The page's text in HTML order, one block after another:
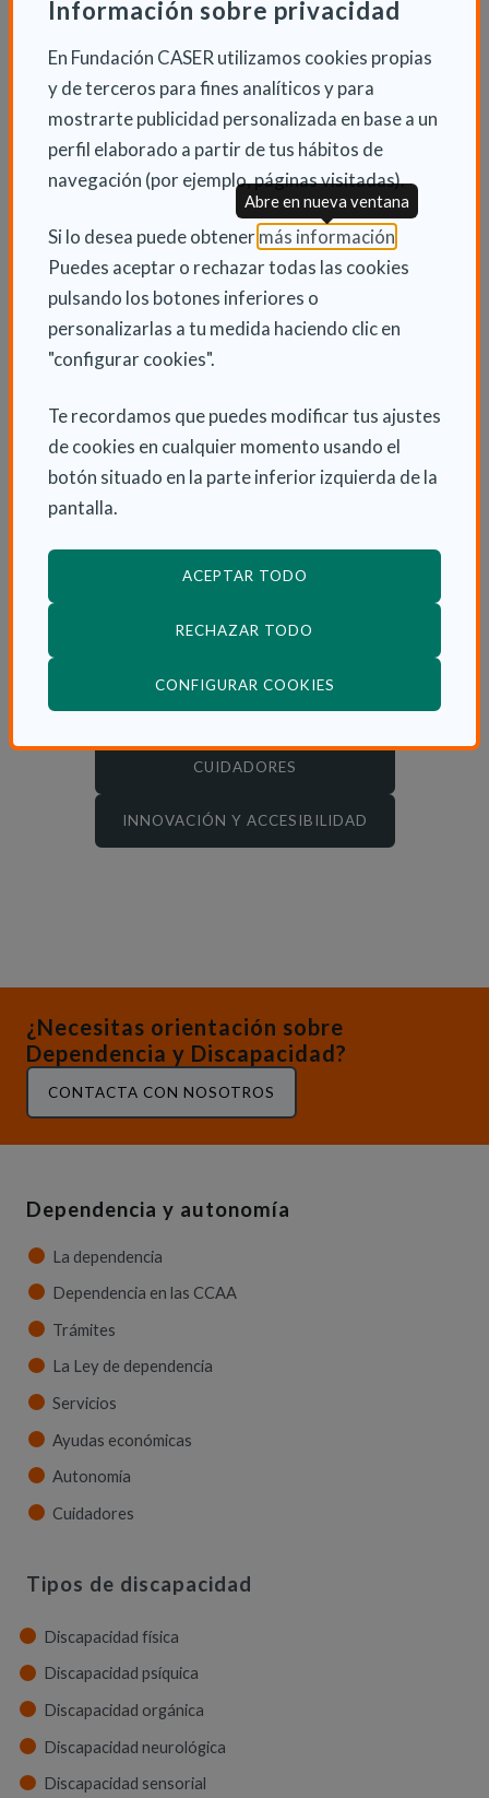
Información sobre privacidad
En Fundación CASER utilizamos cookies propias
y de terceros para fines analíticos y para
mostrarte publicidad personalizada en base a un
perfil elaborado a partir de tus hábitos de
navegación (por ejemplo, páginas visitadas).
Si lo desea puede obtener más información(Abre en
Puedes aceptar o rechazar todas las cookies
pulsando los botones inferiores o
personalizarlas a tu medida haciendo clic en
"configurar cookies".
Te recordamos que puedes modificar tus ajustes
de cookies en cualquier momento usando el
botón situado en la parte inferior izquierda de la
pantalla.
ACEPTAR TODO
RECHAZAR TODO
CONFIGURAR COOKIES
Abre en nueva ventana
y la prevención de caídas en las personas mayores. El
segundo artículo corresponde a Iria de la Osa, sobre
los efectos sociales en el consumo de la
metanfetamina. Finalmente, Alberto Pascual pone en
valor el papel de la enfermería en la educación al
paciente epiléptico.
Además, profundizando el carácter divulgativo y
universalmente accesible de nuestra revista,
publicamos nuevamente todos los contenidos en
Lectura Fácil, en nuestro empeño por llegar al mayor
número de personas posible.
Descubre nuestras categorías
principales
ENVEJECIMIENTO SALUDABLE
ENFERMEDADES
CUIDADORES
INNOVACIÓN Y ACCESIBILIDAD
¿Necesitas orientación sobre
Dependencia y Discapacidad?
CONTACTA CON NOSOTROS
Dependencia y autonomía
La dependencia
Dependencia en las CCAA
Trámites
La Ley de dependencia
Servicios
Ayudas económicas
Autonomía
Cuidadores
Tipos de discapacidad
Discapacidad física
Discapacidad psíquica
Discapacidad orgánica
Discapacidad neurológica
Discapacidad sensorial